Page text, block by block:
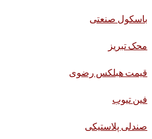
باسکول صنعتی
محک تبریز
قیمت هبلکس رضوی
فین تیوب
صندلی پلاستیکی